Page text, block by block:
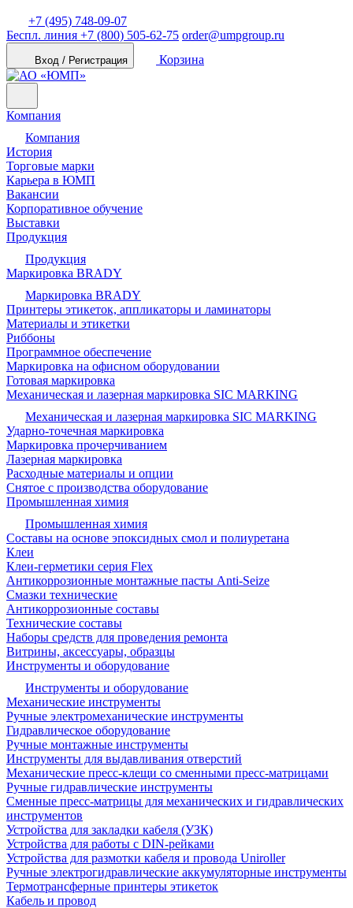
+7 (495) 748-09-07
Беспл. линия +7 (800) 505-62-75 order@umpgroup.ru
Вход / Регистрация Корзина
Компания
Компания
История
Торговые марки
Карьера в ЮМП
Вакансии
Корпоративное обучение
Выставки
Продукция
Продукция
Маркировка BRADY
Маркировка BRADY
Принтеры этикеток, аппликаторы и ламинаторы
Материалы и этикетки
Риббоны
Программное обеспечение
Маркировка на офисном оборудовании
Готовая маркировка
Механическая и лазерная маркировка SIC MARKING
Механическая и лазерная маркировка SIC MARKING
Ударно-точечная маркировка
Маркировка прочерчиванием
Лазерная маркировка
Расходные материалы и опции
Снятое с производства оборудование
Промышленная химия
Промышленная химия
Составы на основе эпоксидных смол и полиуретана
Клеи
Клеи-герметики серия Flex
Антикоррозионные монтажные пасты Anti-Seize
Смазки технические
Антикоррозионные составы
Технические составы
Наборы средств для проведения ремонта
Витрины, аксессуары, образцы
Инструменты и оборудование
Инструменты и оборудование
Механические инструменты
Ручные электромеханические инструменты
Гидравлическое оборудование
Ручные монтажные инструменты
Инструменты для выдавливания отверстий
Механические пресс-клещи со сменными пресс-матрицами
Ручные гидравлические инструменты
Сменные пресс-матрицы для механических и гидравлических
инструментов
Устройства для закладки кабеля (УЗК)
Устройства для работы с DIN-рейками
Устройства для размотки кабеля и провода Uniroller
Ручные электрогидравлические аккумуляторные инструменты
Термотрансферные принтеры этикеток
Кабель и провод